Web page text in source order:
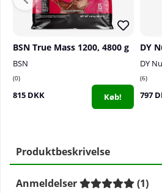
BSN True Mass 1200, 4800 g
BSN
0
815 DKK Køb!
DY
6
797
Produktbeskrivelse
Anmeldelser (1)